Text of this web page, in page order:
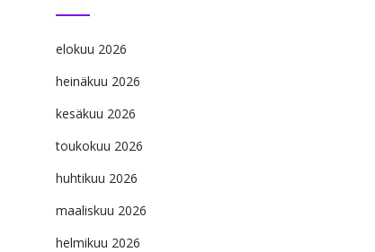
elokuu 2026
heinäkuu 2026
kesäkuu 2026
toukokuu 2026
huhtikuu 2026
maaliskuu 2026
helmikuu 2026